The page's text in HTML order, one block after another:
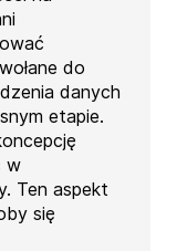
do
danych
etapie.
w
Ten aspekt
się